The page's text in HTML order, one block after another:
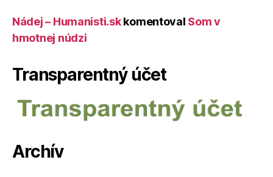
Nádej – Humanisti.skkomentoval Som v
hmotnej núdzi
Transparentný účet
Archív